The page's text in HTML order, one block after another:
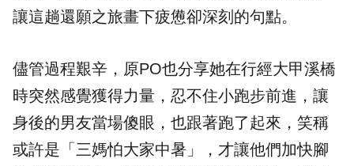
讓這趟還願之旅畫下疲憊卻深刻的句點。
儘管過程艱辛，原PO也分享她在行經大甲溪橋
時突然感覺獲得力量，忍不住小跑步前進，讓
身後的男友當場傻眼，也跟著跑了起來，笑稱
或許是「三媽怕大家中暑」，才讓他們加快腳